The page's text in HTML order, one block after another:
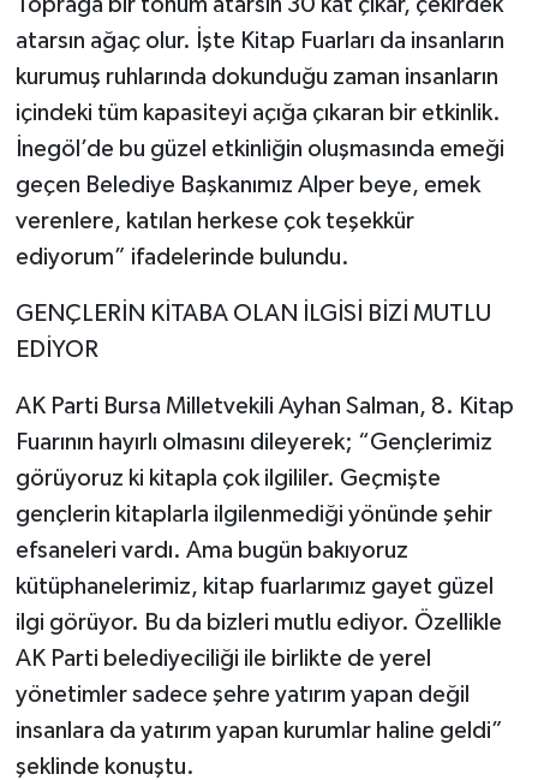
atarsın ağaç olur. İşte Kitap Fuarları da insanların
kurumuş ruhlarında dokunduğu zaman insanların
içindeki tüm kapasiteyi açığa çıkaran bir etkinlik.
İnegöl’de bu güzel etkinliğin oluşmasında emeği
geçen Belediye Başkanımız Alper beye, emek
verenlere, katılan herkese çok teşekkür
ediyorum” ifadelerinde bulundu.
GENÇLERİN KİTABA OLAN İLGİSİ BİZİ MUTLU
EDİYOR
AK Parti Bursa Milletvekili Ayhan Salman, 8. Kitap
Fuarının hayırlı olmasını dileyerek; “Gençlerimiz
görüyoruz ki kitapla çok ilgililer. Geçmişte
gençlerin kitaplarla ilgilenmediği yönünde şehir
efsaneleri vardı. Ama bugün bakıyoruz
kütüphanelerimiz, kitap fuarlarımız gayet güzel
ilgi görüyor. Bu da bizleri mutlu ediyor. Özellikle
AK Parti belediyeciliği ile birlikte de yerel
yönetimler sadece şehre yatırım yapan değil
insanlara da yatırım yapan kurumlar haline geldi”
şeklinde konuştu.